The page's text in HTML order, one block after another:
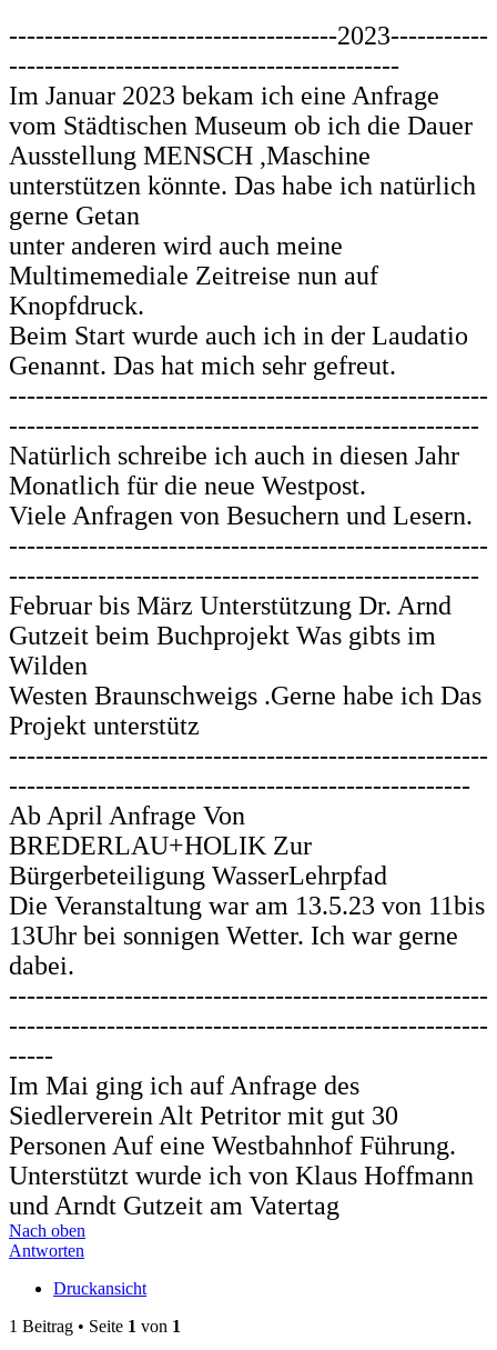
-------------------------------------2023-----------
--------------------------------------------
Im Januar 2023 bekam ich eine Anfrage
vom Städtischen Museum ob ich die Dauer
Ausstellung MENSCH ,Maschine
unterstützen könnte. Das habe ich natürlich
gerne Getan
unter anderen wird auch meine
Multimemediale Zeitreise nun auf
Knopfdruck.
Beim Start wurde auch ich in der Laudatio
Genannt. Das hat mich sehr gefreut.
------------------------------------------------------
-----------------------------------------------------
Natürlich schreibe ich auch in diesen Jahr
Monatlich für die neue Westpost.
Viele Anfragen von Besuchern und Lesern.
------------------------------------------------------
-----------------------------------------------------
Februar bis März Unterstützung Dr. Arnd
Gutzeit beim Buchprojekt Was gibts im
Wilden
Westen Braunschweigs .Gerne habe ich Das
Projekt unterstütz
------------------------------------------------------
----------------------------------------------------
Ab April Anfrage Von
BREDERLAU+HOLIK Zur
Bürgerbeteiligung WasserLehrpfad
Die Veranstaltung war am 13.5.23 von 11bis
13Uhr bei sonnigen Wetter. Ich war gerne
dabei.
------------------------------------------------------
------------------------------------------------------
-----
Im Mai ging ich auf Anfrage des
Siedlerverein Alt Petritor mit gut 30
Personen Auf eine Westbahnhof Führung.
Unterstützt wurde ich von Klaus Hoffmann
und Arndt Gutzeit am Vatertag
Nach oben
Antworten
Druckansicht
1 Beitrag • Seite 1 von 1